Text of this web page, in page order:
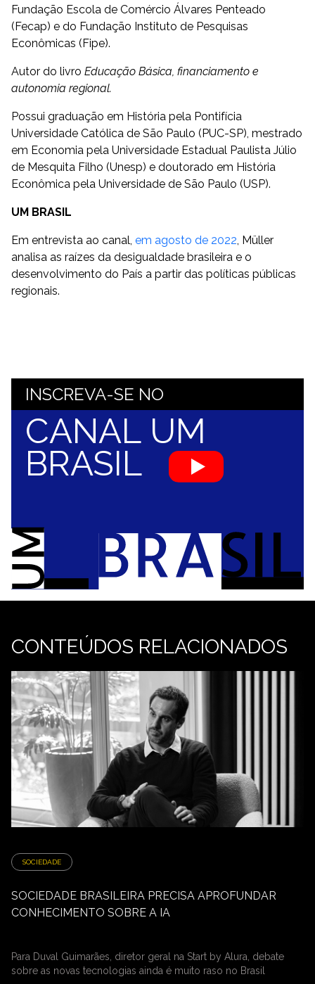
Fundação Escola de Comércio Álvares Penteado
(Fecap) e do Fundação Instituto de Pesquisas
Econômicas (Fipe).
Autor do livro Educação Básica, financiamento e
autonomia regional.
Possui graduação em História pela Pontifícia
Universidade Católica de São Paulo (PUC-SP), mestrado
em Economia pela Universidade Estadual Paulista Júlio
de Mesquita Filho (Unesp) e doutorado em História
Econômica pela Universidade de São Paulo (USP).
UM BRASIL
Em entrevista ao canal, em agosto de 2022, Müller
analisa as raízes da desigualdade brasileira e o
desenvolvimento do País a partir das políticas públicas
regionais.
INSCREVA-SE NO
CANAL UM
BRASIL
CONTEÚDOS RELACIONADOS
SOCIEDADE
SOCIEDADE BRASILEIRA PRECISA APROFUNDAR
CONHECIMENTO SOBRE A IA
Para Duval Guimarães, diretor geral na Start by Alura, debate
sobre as novas tecnologias ainda é muito raso no Brasil